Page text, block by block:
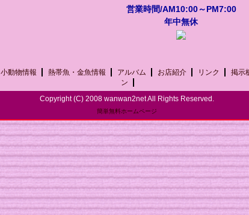
営業時間/AM10:00～PM7:00
年中無休
小動物情報 熱帯魚・金魚情報 アルバム お店紹介 リンク 掲示
ン
Copyright (C) 2008 wanwan2net All Rights Reserved.
簡単無料ホームページ